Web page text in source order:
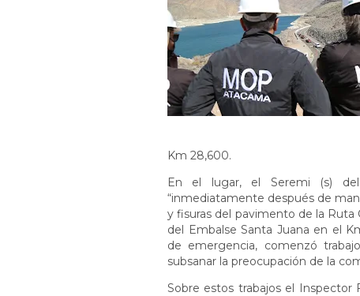
Km 28,600.
En el lugar, el Seremi (s) del
“inmediatamente después de
y fisuras del pavimento de la Ruta
del Embalse Santa Juana en el
de emergencia, comenzó
subsanar la preocupación de la
Sobre estos trabajos el Inspector